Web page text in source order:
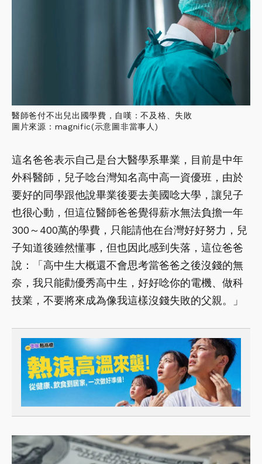
醫師爸付不出兒出國學費，自嘆：不及格、失敗
圖片來源：magnific(示意圖非當事人)
這名爸爸表示自己是台大醫學系畢業，目前是中年
外科醫師，兒子唸台灣知名高中高一資優班，由於
要好的同學跟他說畢業後要去美國唸大學，讓兒子
也很心動，但這位醫師爸爸覺得薪水無法負擔一年
300～400萬的學費，只能請他在台灣好好努力，兒
子知道後雖然懂事，但也因此感到失落，這位爸爸
說：「高中生大概還不會思考當爸爸之後沒錢的無
奈，我只能勸優秀高中生，好好唸你的電機、做科
技業，不要將來成為像我這樣沒錢失敗的父親。」